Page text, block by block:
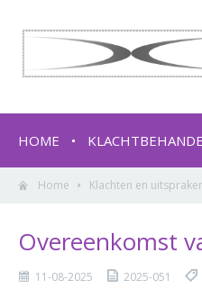
HOME
Home Klachten en
Overeenkomst
11-08-2025 2025-051